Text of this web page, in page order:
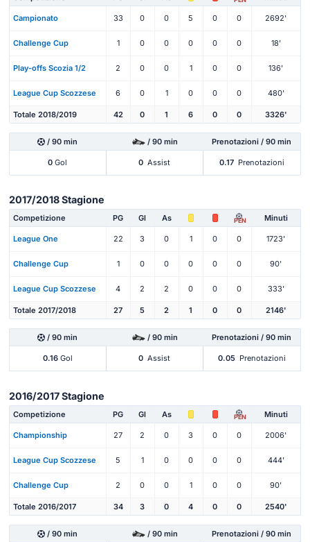
Campionato 33 0 0 5 0 0 2692'
Challenge Cup 1 0 0 0 0 0 18'
Play-offs Scozia 1/2 2 0 0 1 0 0 136'
League Cup Scozzese 6 0 1 0 0 0 480'
Totale 2018/2019 42 0 1 6 0 0 3326'
/ 90 min / 90 min Prenotazioni / 90 min
0 Gol 0 Assist 0.17 Prenotazioni
2017/2018 Stagione
Competizione PG Gl As PEN Minuti
League One 22 3 0 1 0 0 1723'
Challenge Cup 1 0 0 0 0 0 90'
League Cup Scozzese 4 2 2 0 0 0 333'
Totale 2017/2018 27 5 2 1 0 0 2146'
/ 90 min / 90 min Prenotazioni / 90 min
0.16Gol 0 Assist 0.05 Prenotazioni
2016/2017 Stagione
Competizione PG Gl As PEN Minuti
Championship 27 2 0 3 0 0 2006'
League Cup Scozzese 5 1 0 0 0 0 444'
Challenge Cup 2 0 0 1 0 0 90'
Totale 2016/2017 34 3 0 4 0 0 2540'
/ 90 min / 90 min Prenotazioni / 90 min